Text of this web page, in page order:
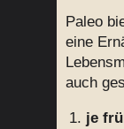
Paleo
eine
auch
je